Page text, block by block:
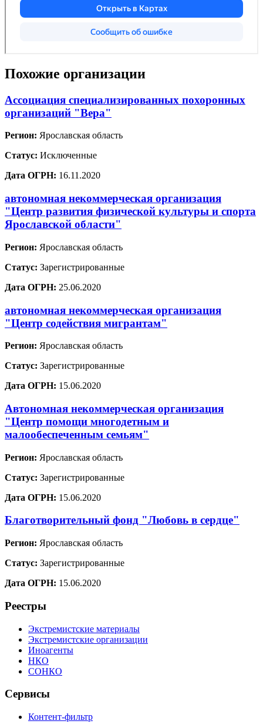
Похожие организации
Ассоциация специализированных похоронных
организаций "Вера"
Регион: Ярославская область
Статус: Исключенные
Дата ОГРН: 16.11.2020
автономная некоммерческая организация
"Центр развития физической культуры и спорта
Ярославской области"
Регион: Ярославская область
Статус: Зарегистрированные
Дата ОГРН: 25.06.2020
автономная некоммерческая организация
"Центр содействия мигрантам"
Регион: Ярославская область
Статус: Зарегистрированные
Дата ОГРН: 15.06.2020
Автономная некоммерческая организация
"Центр помощи многодетным и
малообеспеченным семьям"
Регион: Ярославская область
Статус: Зарегистрированные
Дата ОГРН: 15.06.2020
Благотворительный фонд "Любовь в сердце"
Регион: Ярославская область
Статус: Зарегистрированные
Дата ОГРН: 15.06.2020
Реестры
Экстремистские материалы
Экстремистские организации
Иноагенты
НКО
СОНКО
Сервисы
Контент-фильтр